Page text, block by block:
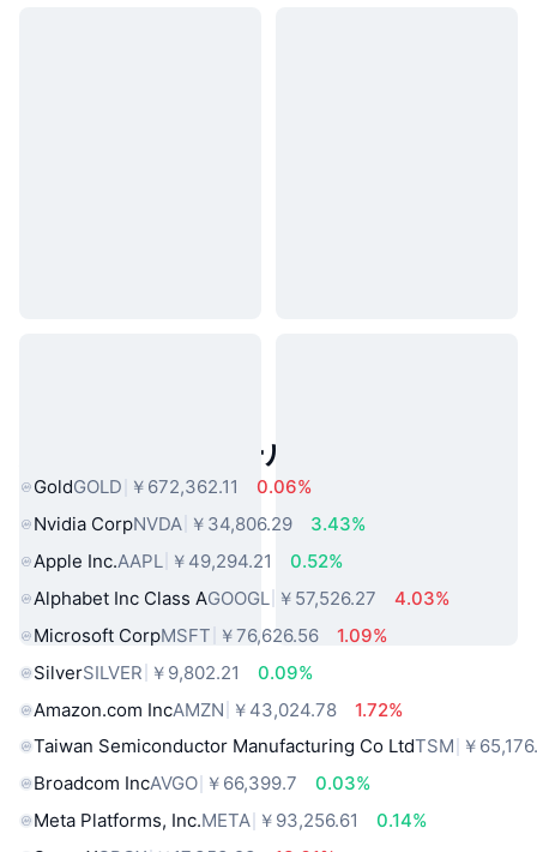
人気のリアルワールドアセット
GoldGOLD ￥672,362.11
0.06%
Nvidia CorpNVDA ￥34,806.29
3.43%
Apple Inc.AAPL ￥49,294.21
0.52%
Alphabet Inc Class AGOOGL ￥57,526.27
4.03%
Microsoft CorpMSFT ￥76,626.56
1.09%
SilverSILVER ￥9,802.21
0.09%
Amazon.com IncAMZN ￥43,024.78
1.72%
Taiwan Semiconductor Manufacturing Co LtdTSM ￥
Broadcom IncAVGO ￥66,399.7
0.03%
Meta Platforms, Inc.META ￥93,256.61
0.14%